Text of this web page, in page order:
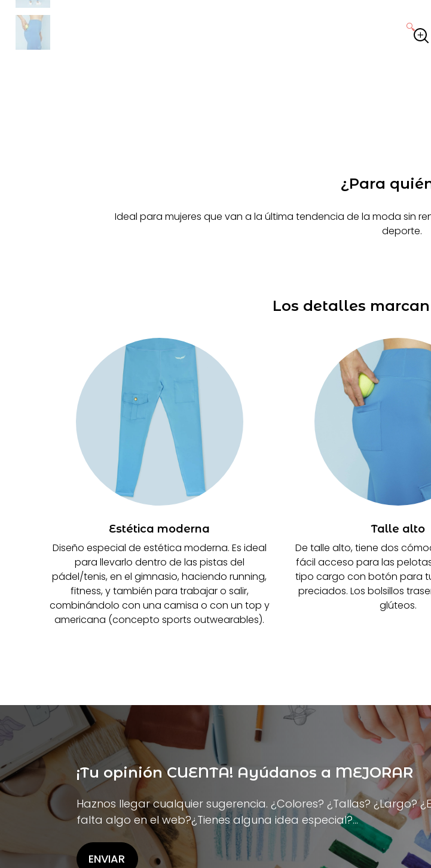
🔍
¿Para
Ideal para mujeres que van a la última tendencia de la moda sin
deporte.
Los detalles
Estética moderna
Diseño especial de estética moderna. Es ideal
para llevarlo dentro de las pistas del
pádel/tenis, en el gimnasio, haciendo running,
fitness, y también para trabajar o salir,
combinándolo con una camisa o con un top y
americana (concepto sports outwearables).
Talle alto
De talle alto, tiene dos
fácil acceso para las
tipo cargo con botón para
preciados. Los bolsillos
glúteos.
¡Tu opinión CUENTA! Ayúdanos a MEJORAR
Haznos llegar cualquier sugerencia. ¿Colores? ¿Tallas? ¿Largo?
falta algo en el web?¿Tienes alguna idea especial?…
ENVIAR